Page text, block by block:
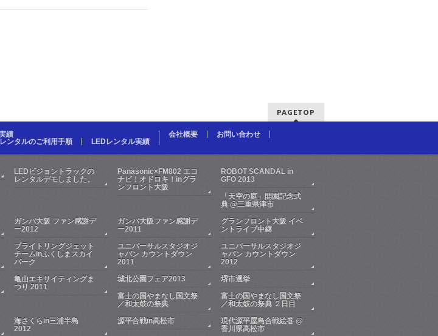
PAGETOP
績
ンタルのご利用手順
LEDレンタル実績
会社概要 お問い合わせ
LEDビジョントラックの
レンタルデモしました。
Panasonic×FM802 エコ
ナビ！オドロキ！inグラ
ンフロント大阪
ROBOT SCANDAL in
GFO 2013
「天空の庭」開園記念式
典 @三重県津市
ガンバ大阪 ファン感謝デ
ー2012
ガンバ大阪ファン感謝デ
ー2011
グランフロント大阪 イベ
ントライブ中継
ブライトリングジェット
チームinふくしまスカイ
パーク
ユニバーサルスタジオジ
ャパン カウントダウン
2011
ユニバーサルスタジオジ
ャパン カウントダウン
2012
亀山エキサイティングま
つり 2011
城北公園フェア2013
堺市選挙
富士の国やまなし国文祭
／和太鼓の祭典
富士の国やまなし国文祭
／和太鼓の祭典 ２日目
海さくらin三浦半島
2012
源平合戦in高松市
現代源平屋島合戦絵巻 @
香川県高松市